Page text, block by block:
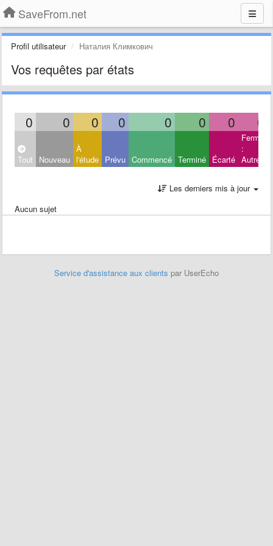
SaveFrom.net
Profil utilisateur Наталия Климкович
Vos requêtes par états
0 0 0 0 0 0 0 0
Tout Nouveau
À
l'étude Prévu Commencé Terminé Écarté
Fermé
:
Autres
Les derniers mis à jour
Aucun sujet
Service d'assistance aux clients par UserEcho